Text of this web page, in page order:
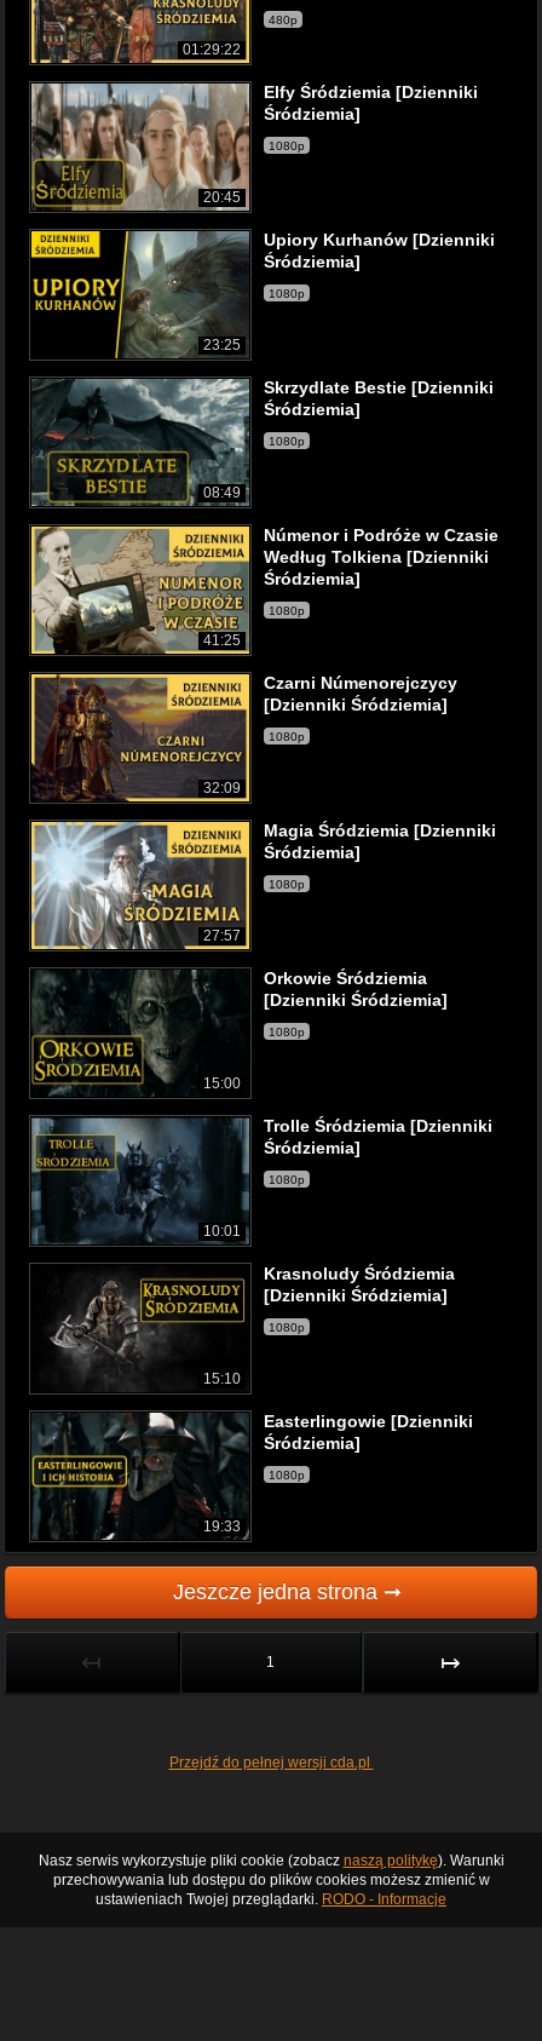
01:29:22
480p
20:45
Elfy Śródziemia [Dzienniki
Śródziemia]
1080p
23:25
Upiory Kurhanów [Dzienniki
Śródziemia]
1080p
08:49
Skrzydlate Bestie [Dzienniki
Śródziemia]
1080p
41:25
Númenor i Podróże w Czasie
Według Tolkiena [Dzienniki
Śródziemia]
1080p
32:09
Czarni Númenorejczycy
[Dzienniki Śródziemia]
1080p
27:57
Magia Śródziemia [Dzienniki
Śródziemia]
1080p
15:00
Orkowie Śródziemia
[Dzienniki Śródziemia]
1080p
10:01
Trolle Śródziemia [Dzienniki
Śródziemia]
1080p
15:10
Krasnoludy Śródziemia
[Dzienniki Śródziemia]
1080p
19:33
Easterlingowie [Dzienniki
Śródziemia]
1080p
Jeszcze jedna strona ➞
↤ 1 ↦
Przejdź do pełnej wersji cda.pl
Nasz serwis wykorzystuje pliki cookie (zobacz naszą politykę). Warunki
przechowywania lub dostępu do plików cookies możesz zmienić w
ustawieniach Twojej przeglądarki. RODO - Informacje